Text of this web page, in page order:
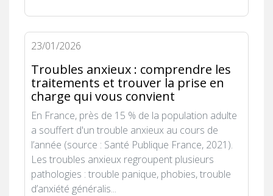
23/01/2026
Troubles anxieux : comprendre les
traitements et trouver la prise en
charge qui vous convient
En France, près de 15 % de la population adulte
a souffert d'un trouble anxieux au cours de
l’année (source : Santé Publique France, 2021).
Les troubles anxieux regroupent plusieurs
pathologies : trouble panique, phobies, trouble
d’anxiété généralis...